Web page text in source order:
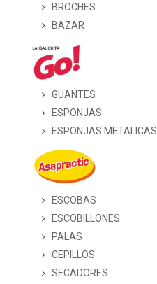
BROCHES
BAZAR
GUANTES
ESPONJAS
ESPONJAS METALICAS
ESCOBAS
ESCOBILLONES
PALAS
CEPILLOS
SECADORES